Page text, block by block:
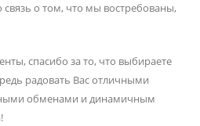
о том, что мы востребованы,
спасибо за то, что выбираете
радовать Вас отличными
обменами и динамичным